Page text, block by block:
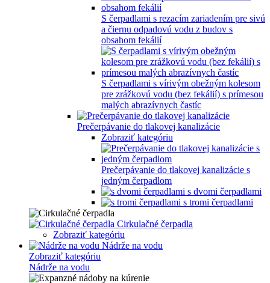
S čerpadlami s rezacím zariadením pre sivú
a čiernu odpadovú vodu z budov s
obsahom fekálií
S čerpadlami s vírivým obežným kolesom
pre zrážkovú vodu (bez fekálií) s prímesou
malých abrazívnych častíc
Prečerpávanie do tlakovej kanalizácie
Zobraziť kategóriu
Prečerpávanie do tlakovej kanalizácie s
jedným čerpadlom
s dvomi čerpadlami
s tromi čerpadlami
Cirkulačné čerpadla
Zobraziť kategóriu
Nádrže na vodu
Zobraziť kategóriu
Nádrže na vodu